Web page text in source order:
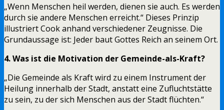
„Wenn Menschen heil werden, dienen sie auch. Es werden
durch sie andere Menschen erreicht.“ Dieses Prinzip
illustriert Cook anhand verschiedener Zeugnisse. Die
Grundaussage ist: Jeder baut Gottes Reich an seinem Ort.
4. Was ist die Motivation der Gemeinde-als-Kraft?
„Die Gemeinde als Kraft wird zu einem Instrument der
Heilung innerhalb der Stadt, anstatt eine Zufluchtstätte
zu sein, zu der sich Menschen aus der Stadt flüchten.“